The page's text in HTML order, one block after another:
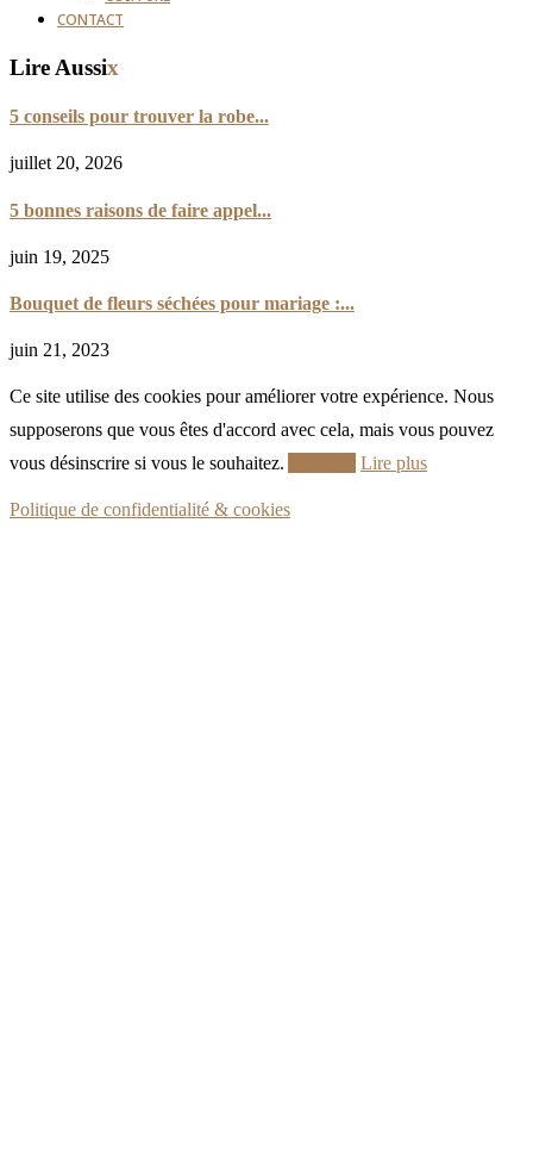
CONTACT
Lire Aussix
5 conseils pour trouver la robe...
juillet 20, 2026
5 bonnes raisons de faire appel...
juin 19, 2025
Bouquet de fleurs séchées pour mariage :...
juin 21, 2023
Ce site utilise des cookies pour améliorer votre expérience. Nous
supposerons que vous êtes d'accord avec cela, mais vous pouvez
vous désinscrire si vous le souhaitez.
Lire plus
Politique de confidentialité & cookies